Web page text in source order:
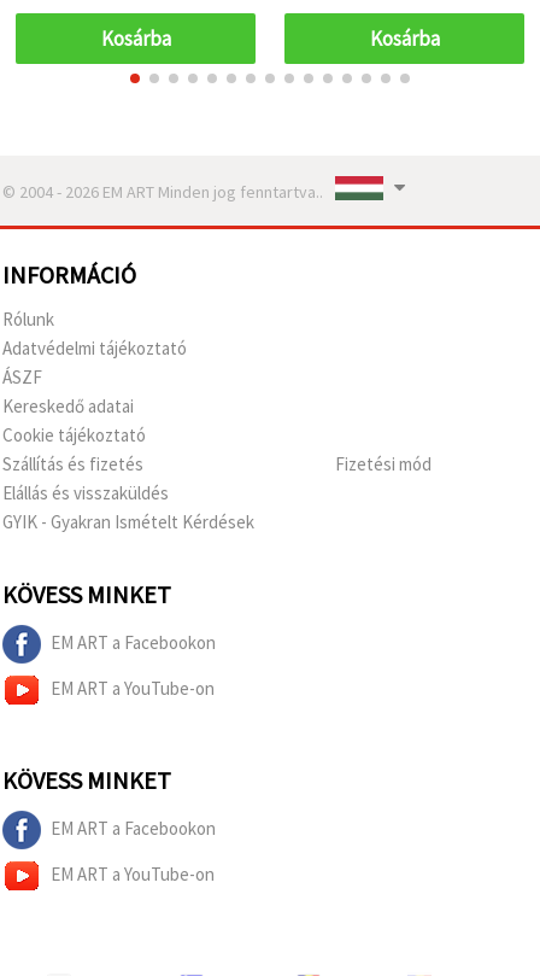
hobbi projektekhez, 50 db
Kosárba Kosárba
© 2004 - 2026 EM ART Minden jog fenntartva..
INFORMÁCIÓ
Rólunk
Adatvédelmi tájékoztató
ÁSZF
Kereskedő adatai
Cookie tájékoztató
Szállítás és fizetés
Elállás és visszaküldés
GYIK - Gyakran Ismételt Kérdések
Fizetési mód
KÖVESS MINKET
EM ART a Facebookon
EM ART a YouTube-on
KÖVESS MINKET
EM ART a Facebookon
EM ART a YouTube-on